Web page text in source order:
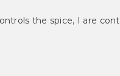
the spice, I are